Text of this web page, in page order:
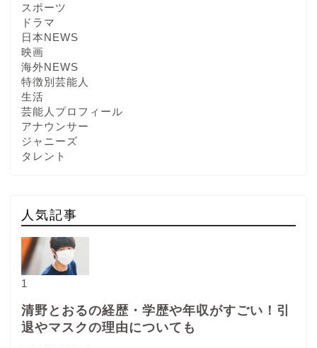
スポーツ
ドラマ
日本NEWS
映画
海外NEWS
特徴別芸能人
生活
芸能人プロフィール
アナウンサー
ジャニーズ
タレント
人気記事
1
清野とおるの経歴・学歴や年収がすごい！引
退やマスクの理由についても